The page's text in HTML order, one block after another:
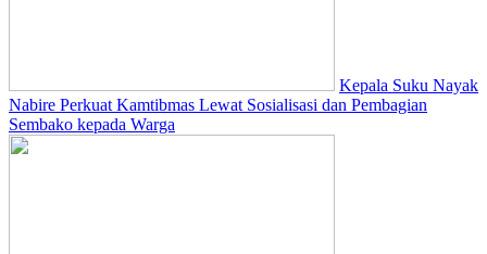
Kepala Suku Nayak
Nabire Perkuat Kamtibmas Lewat Sosialisasi dan Pembagian
Sembako kepada Warga